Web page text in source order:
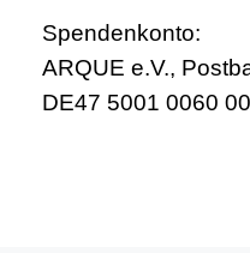
Spendenkonto:
ARQUE e.V.,
DE47 5001 0060